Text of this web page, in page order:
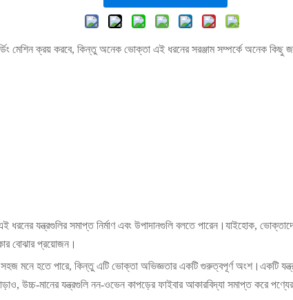
মেশিন ক্রয় করবে, কিন্তু অনেক ভোক্তা এই ধরনের সরঞ্জাম সম্পর্কে অনেক কিছু
যন্ত্রগুলির সমাপ্ত নির্মাণ এবং উপাদানগুলি বলতে পারেন।যাইহোক,
বোঝার প্রয়োজন।
মনে হতে পারে, কিন্তু এটি ভোক্তা অভিজ্ঞতার একটি গুরুত্বপূর্ণ অংশ।একটি যন্ত্র
উচ্চ-মানের যন্ত্রগুলি নন-ওভেন কাপড়ের ফাইবার আকারবিদ্যা সমাপ্ত করে